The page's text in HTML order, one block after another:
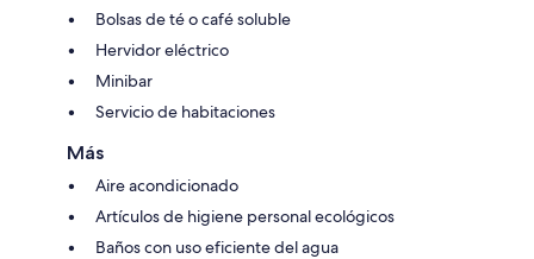
Bolsas de té o café soluble
Hervidor eléctrico
Minibar
Servicio de habitaciones
Más
Aire acondicionado
Artículos de higiene personal ecológicos
Baños con uso eficiente del agua